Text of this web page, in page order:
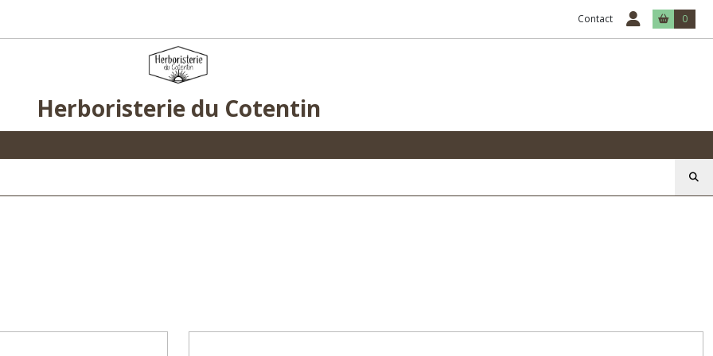
Contact 0
Herboristerie du Cotentin